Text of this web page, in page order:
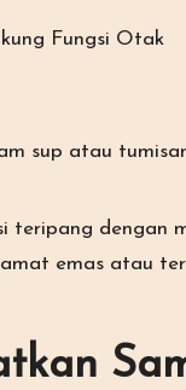
Fungsi Otak
sup atau
teripang dengan
emas atau